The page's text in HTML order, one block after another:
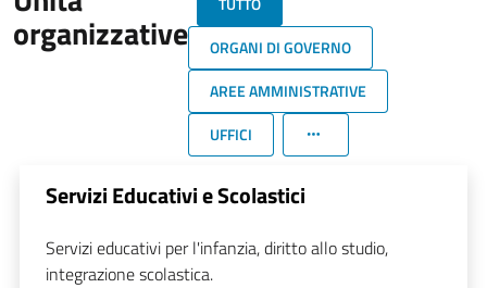
organizzative
ORGANI DI GOVERNO
AREE AMMINISTRATIVE
UFFICI
Servizi Educativi e Scolastici
Servizi educativi per l'infanzia, diritto allo studio,
integrazione scolastica.